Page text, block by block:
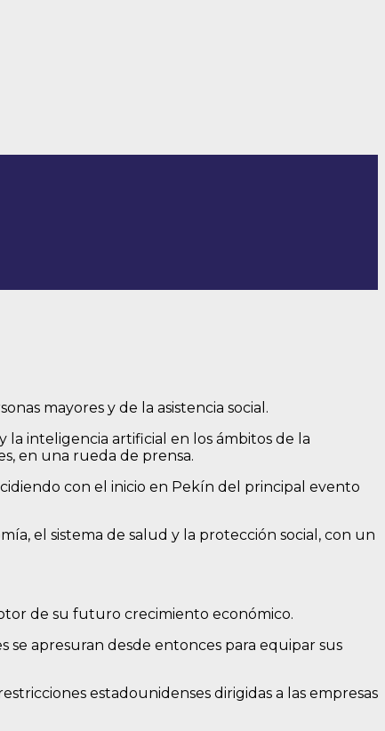
mayores y de la asistencia social.
inteligencia artificial en los ámbitos de la
en una rueda de prensa.
con el inicio en Pekín del principal evento
el sistema de salud y la protección social, con un
de su futuro crecimiento económico.
se apresuran desde entonces para equipar sus
estadounidenses dirigidas a las empresas